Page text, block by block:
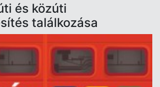
és közúti
találkozása